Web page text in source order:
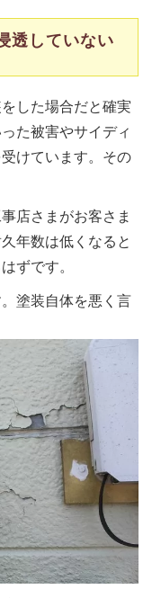
透していない
した場合だと確実
た被害やサイディ
けています。その
店さまがお客さま
年数は低くなると
ずです。
塗装自体を悪く言